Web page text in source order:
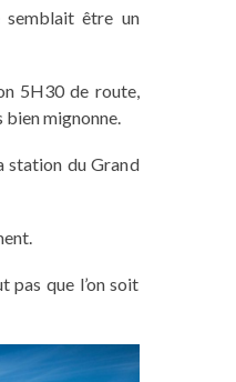
semblait être un
5H30 de route,
mignonne.
station du Grand
pas que l’on soit